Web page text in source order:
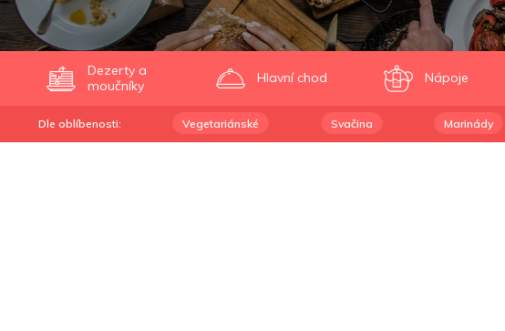
Dezerty a
moučníky
Hlavní chod Nápoje
Dle oblíbenosti: Vegetariánské Svačina Marinády